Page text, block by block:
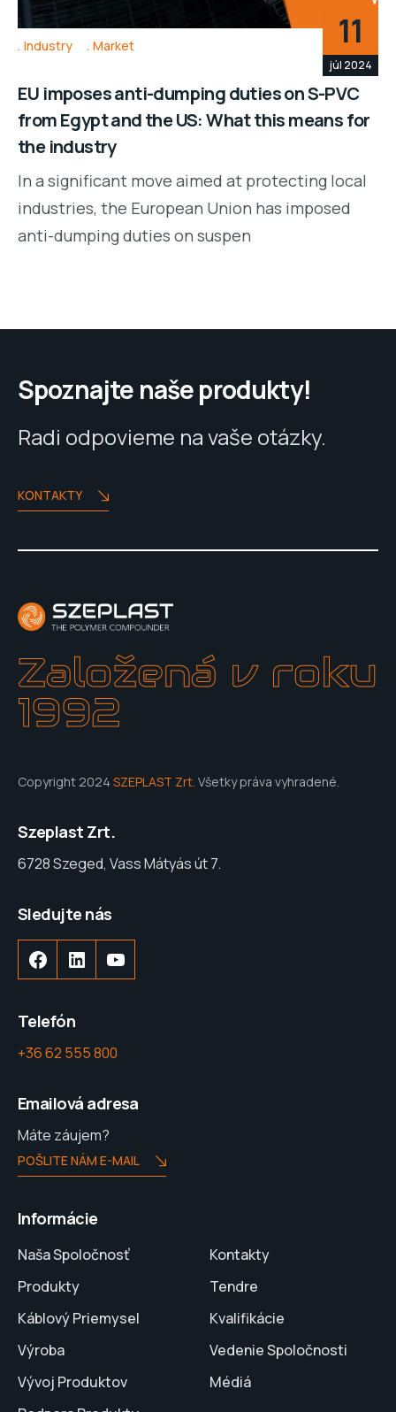
Industry Market 11
júl 2024
EU imposes anti-dumping duties on S-PVC
from Egypt and the US: What this means for
the industry
In a significant move aimed at protecting local
industries, the European Union has imposed
anti-dumping duties on suspen
Spoznajte naše produkty!
Radi odpovieme na vaše otázky.
KONTAKTY
Založená v roku
1992
Copyright 2024 SZEPLAST Zrt. Všetky práva vyhradené.
Szeplast Zrt.
6728 Szeged, Vass Mátyás út 7.
Sledujte nás
Telefón
+36 62 555 800
Emailová adresa
Máte záujem?
POŠLITE NÁM E-MAIL
Informácie
Naša Spoločnosť
Produkty
Káblový Priemysel
Výroba
Vývoj Produktov
Kontakty
Tendre
Kvalifikácie
Vedenie Spoločnosti
Médiá